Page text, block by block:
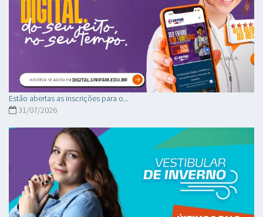
Estão abertas as inscrições para o...
31/07/2026